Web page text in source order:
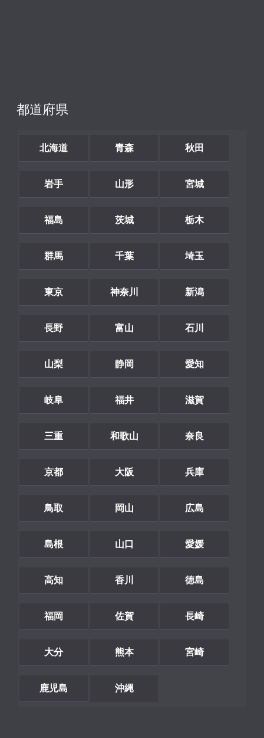
都道府県
北海道 青森 秋田
岩手 山形 宮城
福島 茨城 栃木
群馬 千葉 埼玉
東京 神奈川 新潟
長野 富山 石川
山梨 静岡 愛知
岐阜 福井 滋賀
三重 和歌山 奈良
京都 大阪 兵庫
鳥取 岡山 広島
島根 山口 愛媛
高知 香川 徳島
福岡 佐賀 長崎
大分 熊本 宮崎
鹿児島 沖縄